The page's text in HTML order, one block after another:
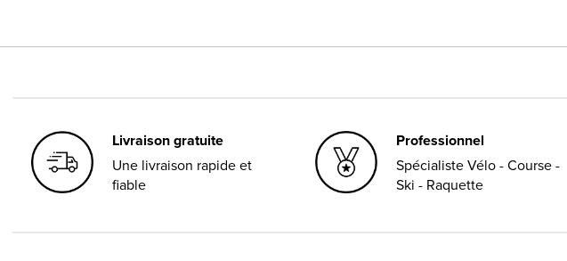
Livraison gratuite
Une livraison rapide et
fiable
Professionnel
Spécialiste Vélo - Course -
Ski - Raquette